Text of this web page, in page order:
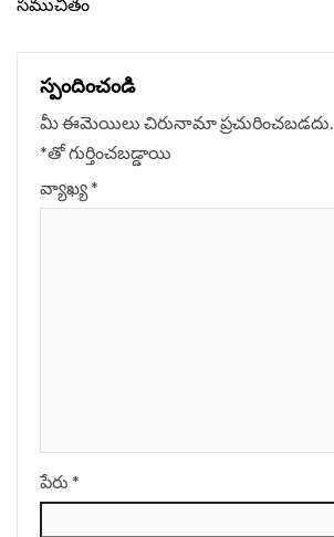
సముచితం
స్పందించండి
మీ ఈమెయిలు చిరునామా ప్రచురించబడదు.
*‌తో గుర్తించబడ్డాయి
వ్యాఖ్య*
పేరు *